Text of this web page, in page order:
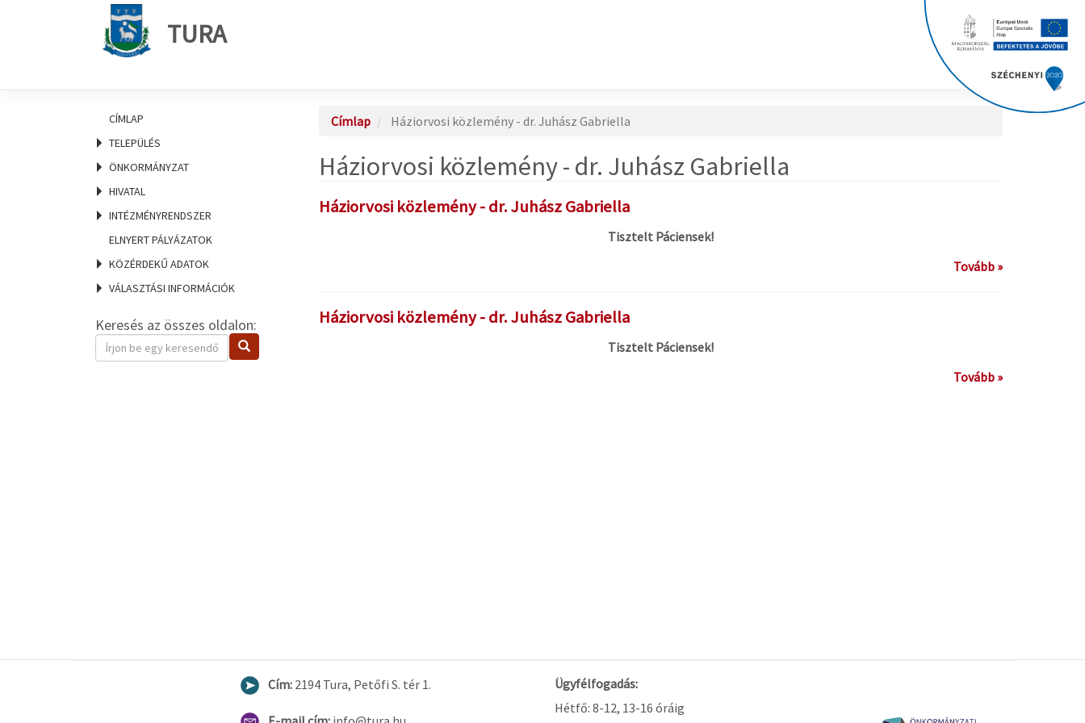
TURA
CÍMLAP
TELEPÜLÉS
ÖNKORMÁNYZAT
HIVATAL
INTÉZMÉNYRENDSZER
ELNYERT PÁLYÁZATOK
KÖZÉRDEKŰ ADATOK
VÁLASZTÁSI INFORMÁCIÓK
Keresés az összes oldalon:
Keresendő
kifejezés
Keresés
Címlap Háziorvosi közlemény - dr. Juhász Gabriella
Háziorvosi közlemény - dr. Juhász Gabriella
Háziorvosi közlemény - dr. Juhász Gabriella
Tisztelt Páciensek!
Tovább »
Háziorvosi közlemény - dr. Juhász Gabriella
Tisztelt Páciensek!
Tovább »
Cím: 2194 Tura, Petőfi S. tér 1.
Ügyfélfogadás:
Hétfő: 8-12, 13-16 óráig